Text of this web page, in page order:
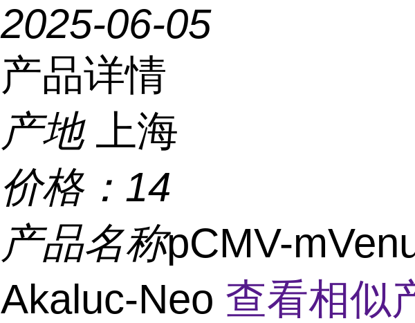
2025-06-05
产品详情
产地 上海
价格： 14
产品名称pCMV-
Akaluc-Neo 查看相似